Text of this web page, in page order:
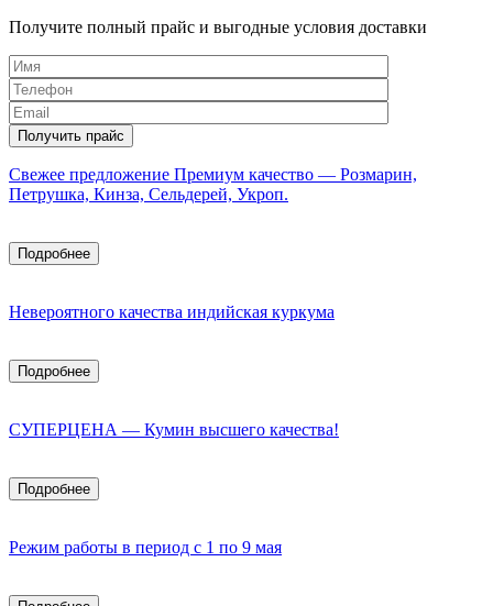
Получите полный прайс и выгодные условия доставки
Свежее предложение Премиум качество — Розмарин,
Петрушка, Кинза, Сельдерей, Укроп.
Подробнее
Невероятного качества индийская куркума
Подробнее
СУПЕРЦЕНА — Кумин высшего качества!
Подробнее
Режим работы в период с 1 по 9 мая